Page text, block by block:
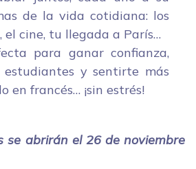
de la vida cotidiana: los
el cine, tu llegada a París…
para ganar confianza,
estudiantes y sentirte más
en francés… ¡sin estrés!
se abrirán el 26 de noviembre